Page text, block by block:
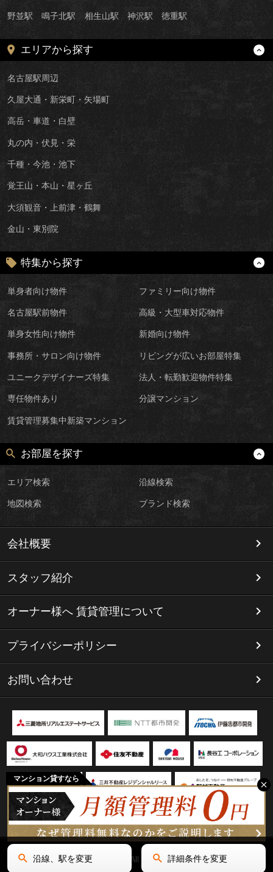
マンション貸すなら
野並駅 鳴子北駅 相生山駅 神沢駅 徳重駅
エリアから探す
名古屋駅周辺
久屋大通・新栄町・矢場町
高岳・車道・白壁
丸の内・伏見・栄
千種・今池・池下
覚王山・本山・星ヶ丘
大須観音・上前津・鶴舞
金山・東別院
特集から探す
単身者向け物件 ファミリー向け物件
名古屋駅前物件 高級・大型車対応物件
単身女性向け物件 新婚向け物件
事務所・サロン向け物件 リビングが広いお部屋特集
ユニークデザイナーズ特集 法人・転勤歓迎物件特集
専任物件あり 分譲マンション
賃貸管理募集中新築マンション
お部屋を探す
エリア検索 沿線検索
地図検索 ブランド検索
会社概要
スタッフ紹介
オーナー様へ 賃貸管理について
プライバシーポリシー
お問い合わせ
Copyright(C) リミテッド名古屋 All Rights Reserved.
沿線、駅を変更 詳細条件を変更